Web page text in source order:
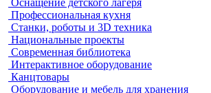
Оснащение детского лагеря
Профессиональная кухня
Станки, роботы и 3D техника
Национальные проекты
Современная библиотека
Интерактивное оборудование
Канцтовары
Оборудование и мебель для хранения